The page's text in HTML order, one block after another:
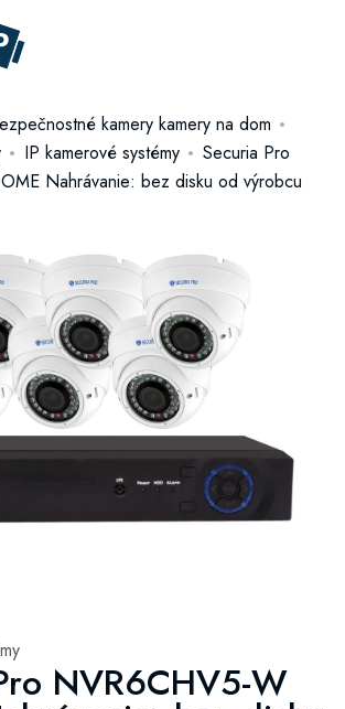
kamery kamery na dom
IP kamerové systémy
Securia Pro
Nahrávanie: bez disku od výrobcu
NVR6CHV5-W